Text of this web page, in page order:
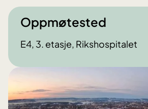
Oppmøtested
E4, 3. etasje, Rikshospitalet